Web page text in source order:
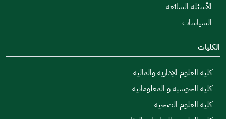
الأسئلة الشائعة
السياسات
الكليات
كلية العلوم الإدارية والمالية
كلية الحوسبة و المعلوماتية
كلية العلوم الصحية